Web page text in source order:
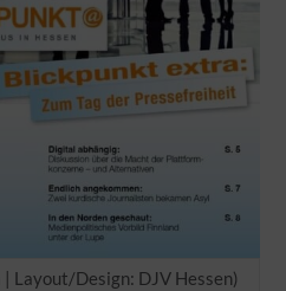
Layout/Design: DJV Hessen)